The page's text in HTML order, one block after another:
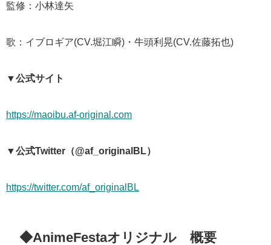
監修：小林達矢
歌：イブロギア(CV.堀江瞬)・牛頭利晃(CV.佐藤拓也)
▼公式サイト
https://maoibu.af-original.com
▼公式Twitter（@af_originalBL）
https://twitter.com/af_originalBL
◆​AnimeFestaオリジナル 概要